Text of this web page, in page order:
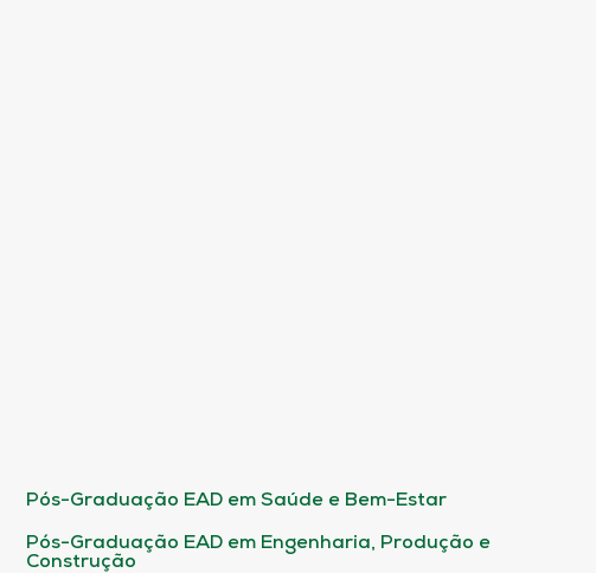
Pós-Graduação EAD em Saúde e Bem-Estar
Pós-Graduação EAD em Engenharia, Produção e
Construção